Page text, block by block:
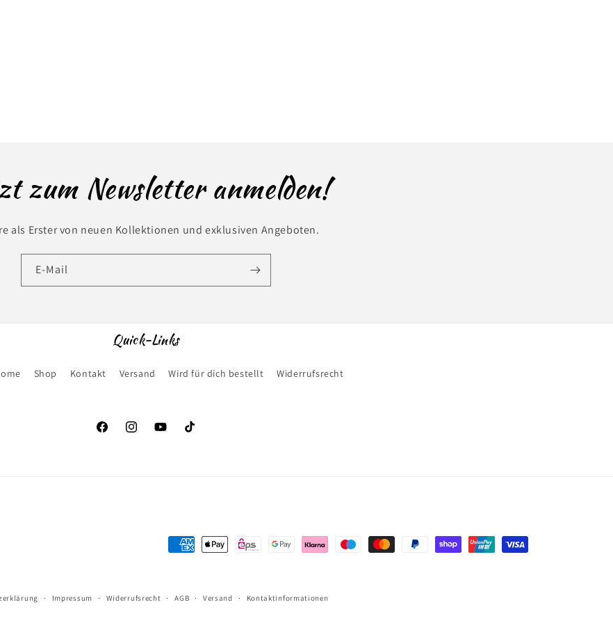
zum Newsletter anmelden!
als Erster von neuen Kollektionen und exklusiven Angeboten.
E-Mail
Quick-Links
Shop Kontakt Versand Wird für dich bestellt Widerrufsrecht
FacebookInstagramYouTubeTikTok
Zahlungsmethoden
Impressum Widerrufsrecht AGB Versand Kontaktinformationen